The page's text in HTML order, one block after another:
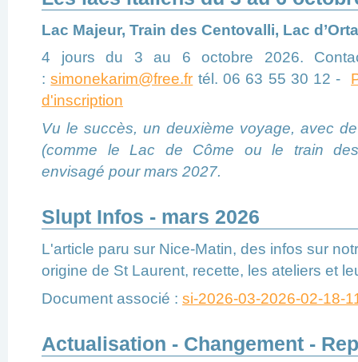
Lac Majeur, Train des Centovalli, Lac
4 jours du 3 au 6 octobre 2026.
:simonekarim@free.fr tél. 06 63 55 30 12 -
d'inscription
Vu le succès, un deuxième voyage, avec
(comme le Lac de Côme ou le train
envisagé pour mars 2027.
Slupt Infos - mars 2026
L'article paru sur Nice-Matin, des infos sur
origine de St Laurent, recette, les ateliers et
Document associé : si-2026-03-2026-02-18-
Actualisation - Changement -